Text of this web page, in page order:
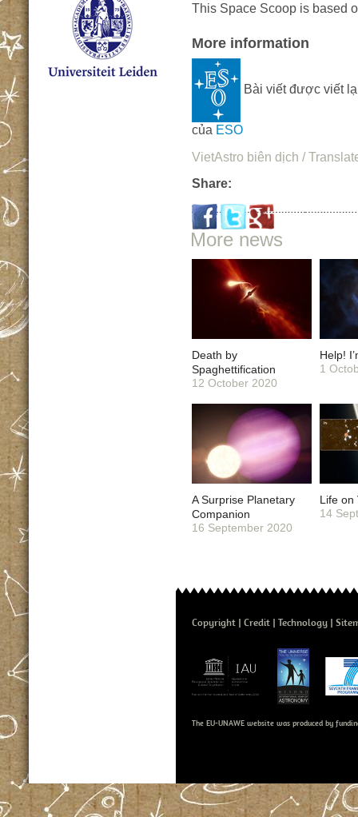
This Space Scoop is based
More information
Bài viết được viết
của ESO
VietAstro biên dịch /
Share:
More news
Death by
Spaghettification
12 October 2020
Help!
1
A Surprise Planetary
Companion
16 September 2020
Life on
14
Copyright Credit Technology
The EU-UNAWE website was produced by